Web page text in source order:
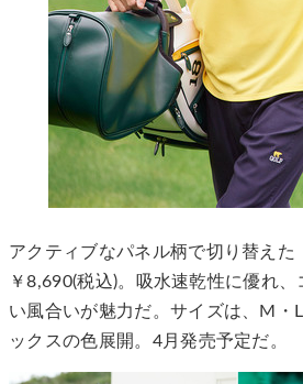
アクティブなパネル柄で切り替えた
￥8,690(税込)。吸水速乾性に優れ
い風合いが魅力だ。サイズは、M・
ックスの色展開。4月発売予定だ。